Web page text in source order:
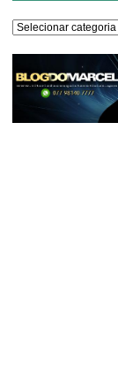
Editorias